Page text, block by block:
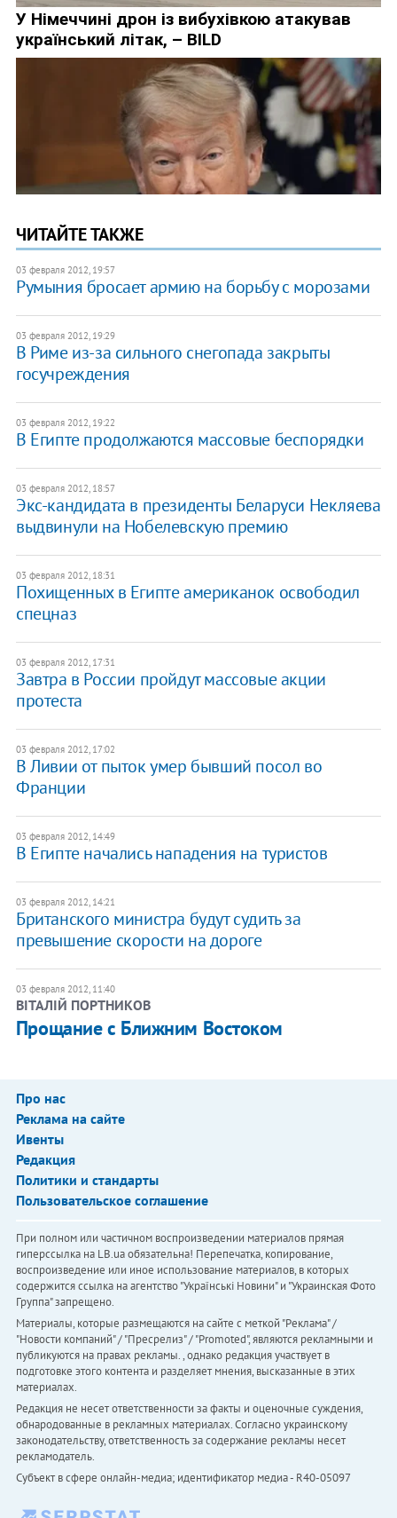
ЧИТАЙТЕ ТАКЖЕ
03 февраля 2012, 19:57
​Румыния бросает армию на борьбу с морозами
03 февраля 2012, 19:29
В Риме из-за сильного снегопада закрыты
госучреждения
03 февраля 2012, 19:22
В Египте продолжаются массовые беспорядки
03 февраля 2012, 18:57
Экс-кандидата в президенты Беларуси Некляева
выдвинули на Нобелевскую премию
03 февраля 2012, 18:31
​Похищенных в Египте американок освободил
спецназ
03 февраля 2012, 17:31
Завтра в России пройдут массовые акции
протеста
03 февраля 2012, 17:02
В Ливии от пыток умер бывший посол во
Франции
03 февраля 2012, 14:49
В Египте начались нападения на туристов
03 февраля 2012, 14:21
Британского министра будут судить за
превышение скорости на дороге
03 февраля 2012, 11:40
ВІТАЛІЙ ПОРТНИКОВ
Прощание с Ближним Востоком
Про нас
Реклама на сайте
Ивенты
Редакция
Политики и стандарты
Пользовательское соглашение
При полном или частичном воспроизведении материалов прямая
гиперссылка на LB.ua обязательна! Перепечатка, копирование,
воспроизведение или иное использование материалов, в которых
содержится ссылка на агентство "Українськi Новини" и "Украинская Фото
Группа" запрещено.
Материалы, которые размещаются на сайте с меткой "Реклама" /
"Новости компаний" / "Пресрелиз" / "Promoted", являются рекламными и
публикуются на правах рекламы. , однако редакция участвует в
подготовке этого контента и разделяет мнения, высказанные в этих
материалах.
Редакция не несет ответственности за факты и оценочные суждения,
обнародованные в рекламных материалах. Согласно украинскому
законодательству, ответственность за содержание рекламы несет
рекламодатель.
Субъект в сфере онлайн-медиа; идентификатор медиа - R40-05097